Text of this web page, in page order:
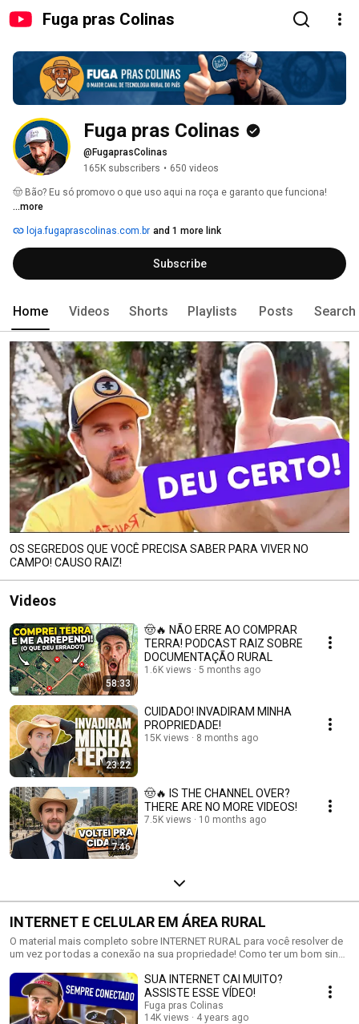
Fuga pras Colinas
Fuga pras Colinas
@FugaprasColinas
165K subscribers • 650 videos
🤠 Bão? Eu só promovo o que uso aqui na roça e garanto que funciona!
...more
loja.fugaprascolinas.com.br and 1 more link
Subscribe
Home Videos Shorts Playlists Posts Search
OS SEGREDOS QUE VOCÊ PRECISA SABER PARA VIVER NO
CAMPO! CAUSO RAIZ!
Videos
58:33
🤠🔥 NÃO ERRE AO COMPRAR
TERRA! PODCAST RAIZ SOBRE
DOCUMENTAÇÃO RURAL
1.6K views 5 months ago
23:22
CUIDADO! INVADIRAM MINHA
PROPRIEDADE!
15K views 8 months ago
7:46
🤠🔥 IS THE CHANNEL OVER?
THERE ARE NO MORE VIDEOS!
7.5K views 10 months ago
INTERNET E CELULAR EM ÁREA RURAL
O material mais completo sobre INTERNET RURAL para você resolver de
um vez por todas a conexão na sua propriedade! Como ter um bom sinal
SUA INTERNET CAI MUITO?
ASSISTE ESSE VÍDEO!
Fuga pras Colinas
14K views
4 years ago